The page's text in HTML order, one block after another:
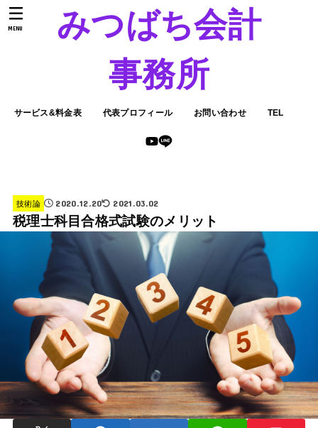
みつばち会計
事務所
サービス&料金表 代表プロフィール お問い合わせ TEL
MENU
技術論 2020.12.20 2021.03.02
税理士科目合格式試験のメリット